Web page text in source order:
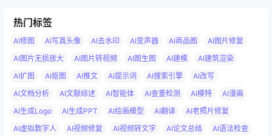
热门标签
AI修图 AI写真头像 AI去水印 AI变声器 AI商品图
AI图片修复
AI图片无损放大
AI图片转视频 AI图生图 AI建模
AI建筑渲染
AI扩图
AI抠图 AI推文 AI提示词 AI搜索引擎
AI改写
AI文档分析
AI文献综述 AI智能体 AI查重检测 AI模特
AI漫画
AI生成Logo
AI生成PPT AI绘画模型 AI翻译
AI老照片修复
AI虚拟数字人
AI视频修复 AI视频转文字 AI论文总结 AI语法检查